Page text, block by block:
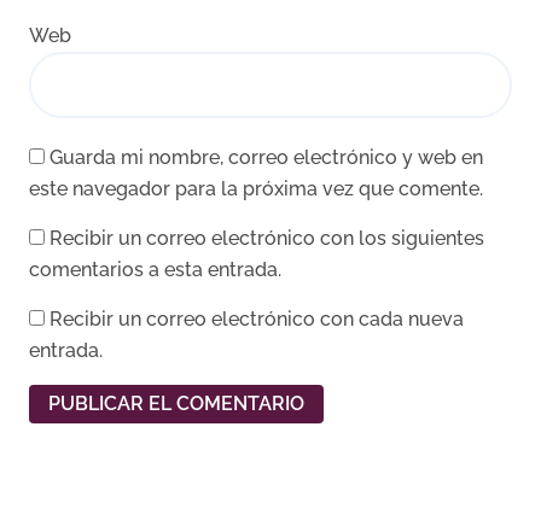
Web
Guarda mi nombre, correo electrónico y web en
este navegador para la próxima vez que comente.
Recibir un correo electrónico con los siguientes
comentarios a esta entrada.
Recibir un correo electrónico con cada nueva
entrada.